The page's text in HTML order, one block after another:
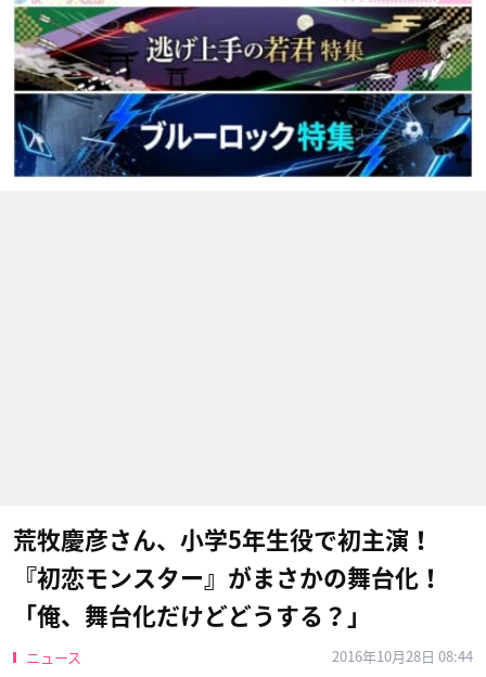
荒牧慶彦さん、小学5年生役で初主演！
『初恋モンスター』がまさかの舞台化！
「俺、舞台化だけどどうする？」
ニュース
2016年10月28日 08:44